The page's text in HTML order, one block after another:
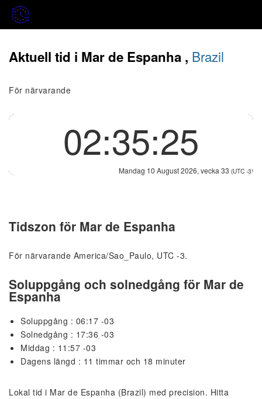
Aktuell tid i Mar de Espanha , Brazil
För närvarande
02:35:25
Mandag 10 August 2026, vecka 33 (UTC -3)
Tidszon för Mar de Espanha
För närvarande America/Sao_Paulo, UTC -3.
Soluppgång och solnedgång för Mar de
Espanha
Soluppgång : 06:17 -03
Solnedgång : 17:36 -03
Middag : 11:57 -03
Dagens längd : 11 timmar och 18 minuter
Lokal tid i Mar de Espanha (Brazil) med precision. Hitta